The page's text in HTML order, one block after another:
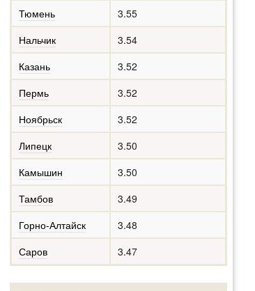
Тюмень
3.55
Нальчик
3.54
Казань
3.52
Пермь
3.52
Ноябрьск
3.52
Липецк
3.50
Камышин
3.50
Тамбов
3.49
Горно-Алтайск
3.48
Саров
3.47